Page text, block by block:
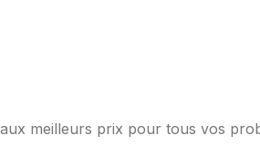
meilleurs prix pour tous vos